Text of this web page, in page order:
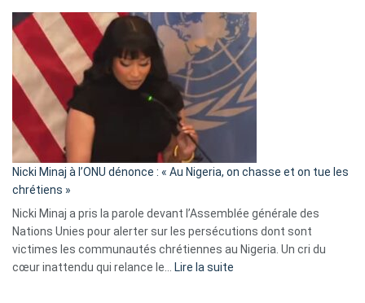
Tegnér
exulte
« Zemmour
a
tout
parle
ses
tripes »
Nicki Minaj à l’ONU dénonce : « Au Nigeria, on chasse et on tue les
chrétiens »
Nicki Minaj a pris la parole devant l’Assemblée générale des
Nations Unies pour alerter sur les persécutions dont sont
victimes les communautés chrétiennes au Nigeria. Un cri du
cœur inattendu qui relance le… Lire la suite